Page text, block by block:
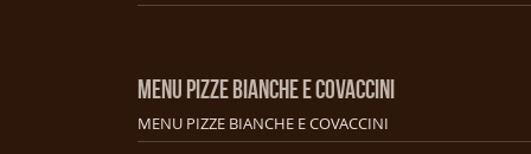
MENU PIZZE BIANCHE E COVACCINI
MENU PIZZE BIANCHE E COVACCINI